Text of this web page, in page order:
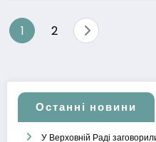
Пагінація
1 2
Останні новини
У Верховній Раді